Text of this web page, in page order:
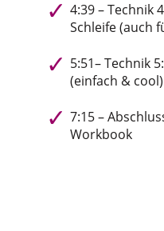
4:39 – Technik
Schleife (auch
5:51– Technik
(einfach & cool)
7:15 –
Workbook